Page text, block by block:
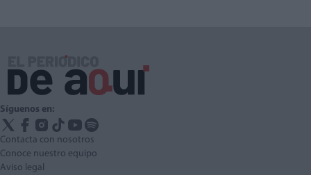
Síguenos en:
Contacta con nosotros
Conoce nuestro equipo
Aviso legal